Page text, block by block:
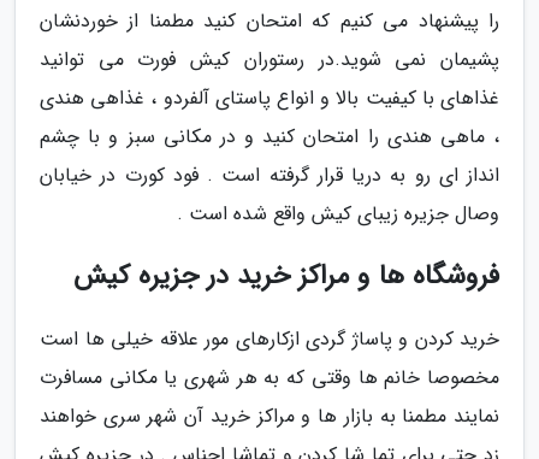
را پیشنهاد می کنیم که امتحان کنید مطمنا از خوردنشان
پشیمان نمی شوید.در رستوران کیش فورت می توانید
غذاهای با کیفیت بالا و انواع پاستای آلفردو ، غذاهی هندی
، ماهی هندی را امتحان کنید و در مکانی سبز و با چشم
انداز ای رو به دریا قرار گرفته است . فود کورت در خیابان
وصال جزیره زیبای کیش واقع شده است .
فروشگاه ها و مراکز خرید در جزیره کیش
خرید کردن و پاساژ گردی ازکارهای مور علاقه خیلی ها است
مخصوصا خانم ها وقتی که به هر شهری یا مکانی مسافرت
نمایند مطمنا به بازار ها و مراکز خرید آن شهر سری خواهند